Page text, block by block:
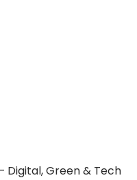
Digital, Green & Tech